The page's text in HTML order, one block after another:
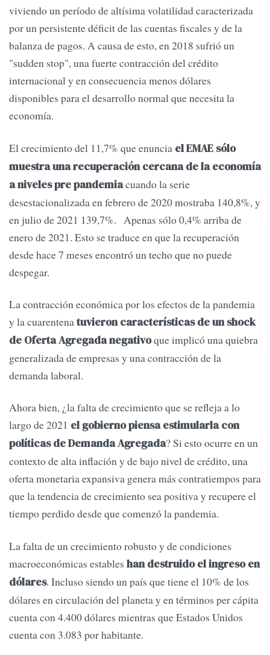
viviendo un período de altísima volatilidad caracterizada
por un persistente déficit de las cuentas fiscales y de la
balanza de pagos. A causa de esto, en 2018 sufrió un
"sudden stop", una fuerte contracción del crédito
internacional y en consecuencia menos dólares
disponibles para el desarrollo normal que necesita la
economía.
El crecimiento del 11,7% que enuncia el EMAE sólo
muestra una recuperación cercana de la economía
a niveles pre pandemiacuando la serie
desestacionalizada en febrero de 2020 mostraba 140,8%, y
en julio de 2021 139,7%. Apenas sólo 0,4% arriba de
enero de 2021. Esto se traduce en que la recuperación
desde hace 7 meses encontró un techo que no puede
despegar.
La contracción económica por los efectos de la pandemia
y la cuarentenatuvieron características de un shock
de Oferta Agregadanegativoque implicó una quiebra
generalizada de empresas y una contracción de la
demanda laboral.
Ahora bien, ¿la falta de crecimiento que se refleja a lo
largo de 2021 el gobierno piensa estimularla con
políticas de Demanda Agregada? Si esto ocurre en un
contexto de alta inflación y de bajo nivel de crédito, una
oferta monetaria expansiva genera más contratiempos para
que la tendencia de crecimiento sea positiva y recupere el
tiempo perdido desde que comenzó la pandemia.
La falta de un crecimiento robusto y de condiciones
macroeconómicas estables han destruido el ingreso en
dólares. Incluso siendo un país que tiene el 10% de los
dólares en circulación del planeta y en términos per cápita
cuenta con 4.400 dólares mientras que Estados Unidos
cuenta con 3.083 por habitante.